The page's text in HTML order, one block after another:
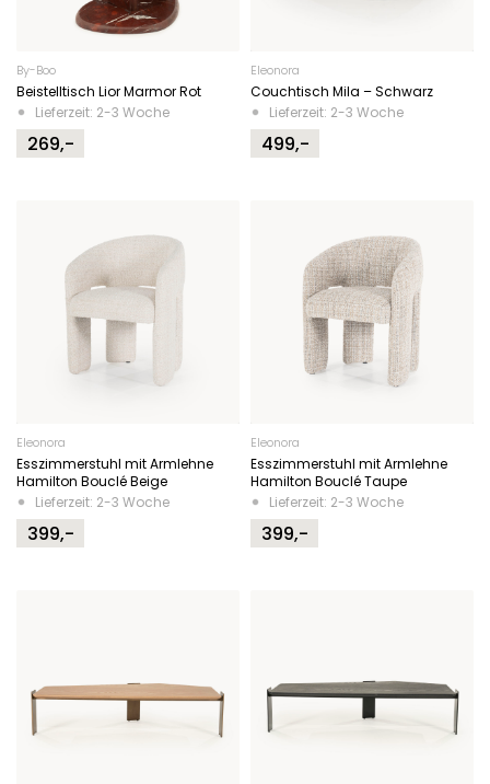
By-Boo
Beistelltisch Lior Marmor Rot
Lieferzeit: 2-3 Woche
269,-
Eleonora
Couchtisch Mila – Schwarz
Lieferzeit: 2-3 Woche
499,-
Eleonora
Esszimmerstuhl mit Armlehne
Hamilton Bouclé Beige
Lieferzeit: 2-3 Woche
399,-
Eleonora
Esszimmerstuhl mit Armlehne
Hamilton Bouclé Taupe
Lieferzeit: 2-3 Woche
399,-